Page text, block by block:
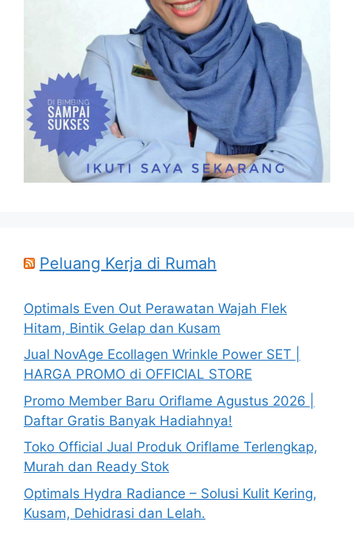
Peluang Kerja di Rumah
Optimals Even Out Perawatan Wajah Flek
Hitam, Bintik Gelap dan Kusam
Jual NovAge Ecollagen Wrinkle Power SET |
HARGA PROMO di OFFICIAL STORE
Promo Member Baru Oriflame Agustus 2026 |
Daftar Gratis Banyak Hadiahnya!
Toko Official Jual Produk Oriflame Terlengkap,
Murah dan Ready Stok
Optimals Hydra Radiance – Solusi Kulit Kering,
Kusam, Dehidrasi dan Lelah.